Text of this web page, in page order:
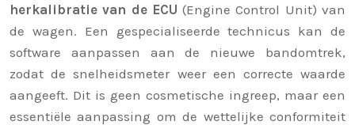
herkalibratie van de ECU (Engine Control Unit) van
de wagen. Een gespecialiseerde technicus kan de
software aanpassen aan de nieuwe bandomtrek,
zodat de snelheidsmeter weer een correcte waarde
aangeeft. Dit is geen cosmetische ingreep, maar een
essentiële aanpassing om de wettelijke conformiteit